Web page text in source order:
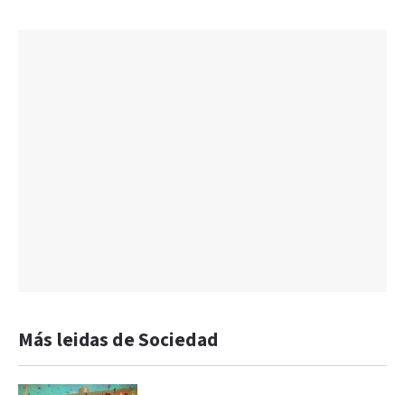
Más leidas de Sociedad